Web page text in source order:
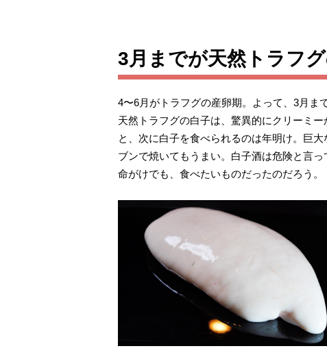
3月までが天然トラフ
4〜6月がトラフグの産卵期。よって、3月ま
天然トラフグの白子は、驚異的にクリーミ
と、次に白子を食べられるのは年明け。巨
ブンで焼いてもうまい。白子酒は危険と言
命がけでも、食べたいものだったのだろう。